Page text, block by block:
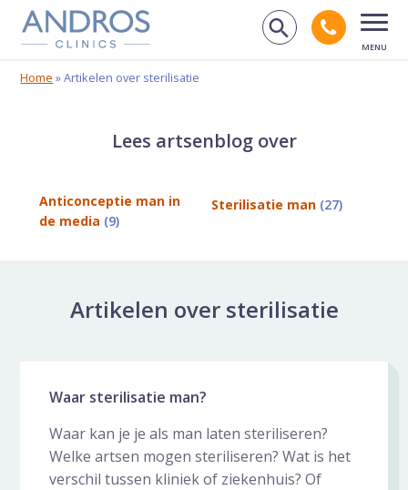
Navigatie overslaan
Zoek op
Bel
Home »Artikelen over sterilisatie
Lees artsenblog over
Anticonceptie man in
de media (9)
Sterilisatie man (27)
Artikelen over sterilisatie
Waar sterilisatie man?
Waar kan je je als man laten steriliseren?
Welke artsen mogen steriliseren? Wat is het
verschil tussen kliniek of ziekenhuis? Of